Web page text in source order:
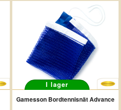
I lager
Gamesson Bordtennisnät Advance